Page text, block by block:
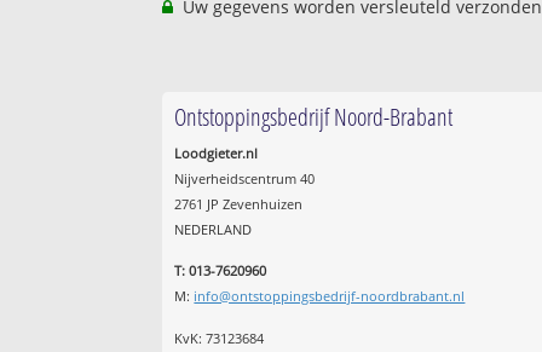
Uw gegevens worden versleuteld
Ontstoppingsbedrijf Noord-Brabant
Loodgieter.nl
Nijverheidscentrum 40
2761 JP Zevenhuizen
NEDERLAND
T: 013-7620960
M: info@ontstoppingsbedrijf-noordbrabant.nl
KvK: 73123684